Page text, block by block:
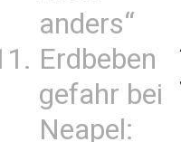
anders“
Erdbeben
gefahr bei
Neapel: